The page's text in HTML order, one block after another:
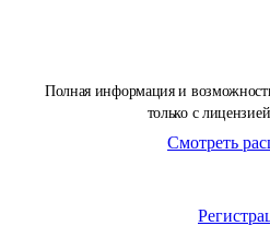
Полная информация и
только с
Смотреть